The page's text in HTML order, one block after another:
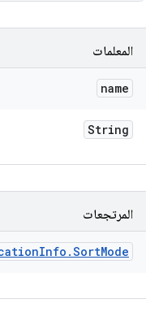
المعلمات
name
String
المرتجعات
Info .SortMode